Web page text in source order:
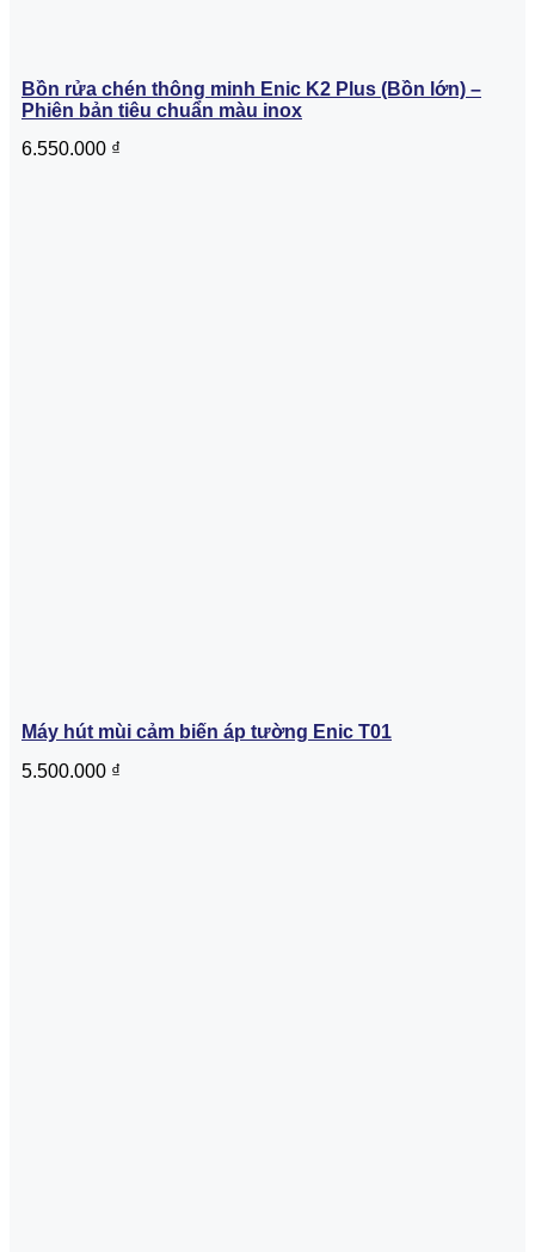
Bồn rửa chén thông minh Enic K2 Plus (Bồn lớn) –
Phiên bản tiêu chuẩn màu inox
6.550.000 ₫
Máy hút mùi cảm biến áp tường Enic T01
5.500.000 ₫